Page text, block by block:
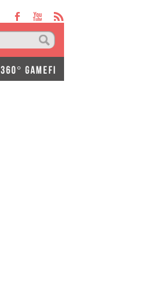
360° GAMEFI